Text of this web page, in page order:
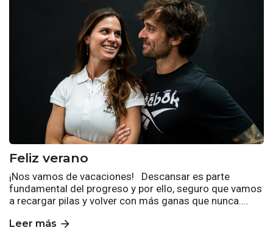
Feliz verano
¡Nos vamos de vacaciones! Descansar es parte
fundamental del progreso y por ello, seguro que vamos
a recargar pilas y volver con más ganas que nunca....
Leer más arrow_forward